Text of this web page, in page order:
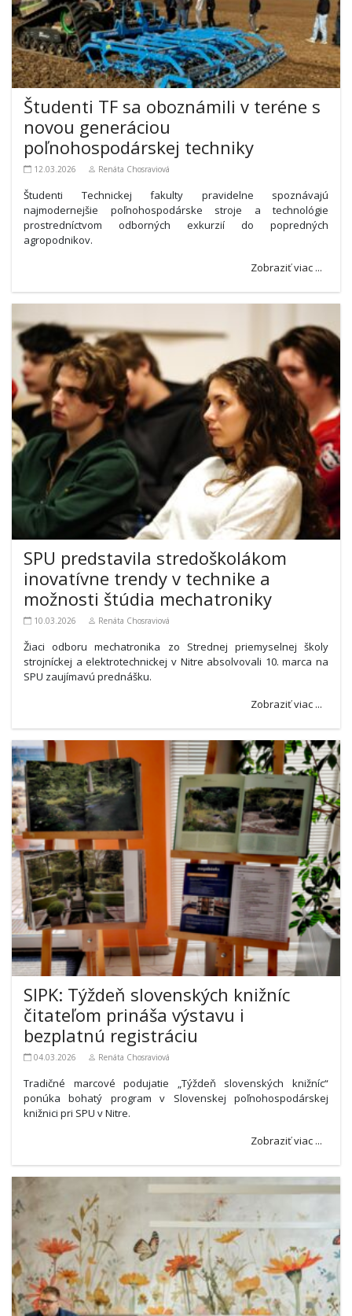
Študenti TF sa oboznámili v teréne s
novou generáciou
poľnohospodárskej techniky
12.03.2026 Renáta Chosraviová
Študenti Technickej fakulty pravidelne spoznávajú
najmodernejšie poľnohospodárske stroje a technológie
prostredníctvom odborných exkurzií do popredných
agropodnikov.
Zobraziť viac ...
SPU predstavila stredoškolákom
inovatívne trendy v technike a
možnosti štúdia mechatroniky
10.03.2026 Renáta Chosraviová
Žiaci odboru mechatronika zo Strednej priemyselnej školy
strojníckej a elektrotechnickej v Nitre absolvovali 10. marca na
SPU zaujímavú prednášku.
Zobraziť viac ...
SlPK: Týždeň slovenských knižníc
čitateľom prináša výstavu i
bezplatnú registráciu
04.03.2026 Renáta Chosraviová
Tradičné marcové podujatie „Týždeň slovenských knižníc“
ponúka bohatý program v Slovenskej poľnohospodárskej
knižnici pri SPU v Nitre.
Zobraziť viac ...